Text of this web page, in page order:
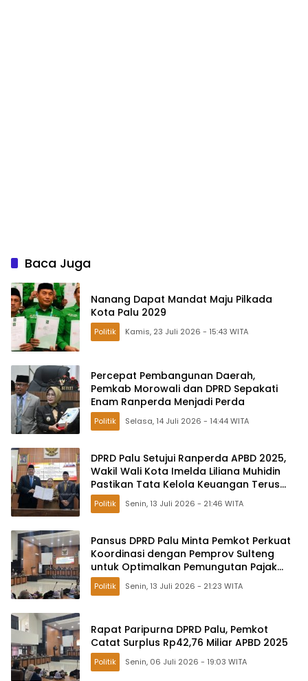
Baca Juga
Nanang Dapat Mandat Maju Pilkada
Kota Palu 2029
Politik Kamis, 23 Juli 2026 - 15:43 WITA
Percepat Pembangunan Daerah,
Pemkab Morowali dan DPRD Sepakati
Enam Ranperda Menjadi Perda
Politik Selasa, 14 Juli 2026 - 14:44 WITA
DPRD Palu Setujui Ranperda APBD 2025,
Wakil Wali Kota Imelda Liliana Muhidin
Pastikan Tata Kelola Keuangan Terus
Dibenahi
Politik Senin, 13 Juli 2026 - 21:46 WITA
Pansus DPRD Palu Minta Pemkot Perkuat
Koordinasi dengan Pemprov Sulteng
untuk Optimalkan Pemungutan Pajak
Tambang
Politik Senin, 13 Juli 2026 - 21:23 WITA
Rapat Paripurna DPRD Palu, Pemkot
Catat Surplus Rp42,76 Miliar APBD 2025
Politik Senin, 06 Juli 2026 - 19:03 WITA